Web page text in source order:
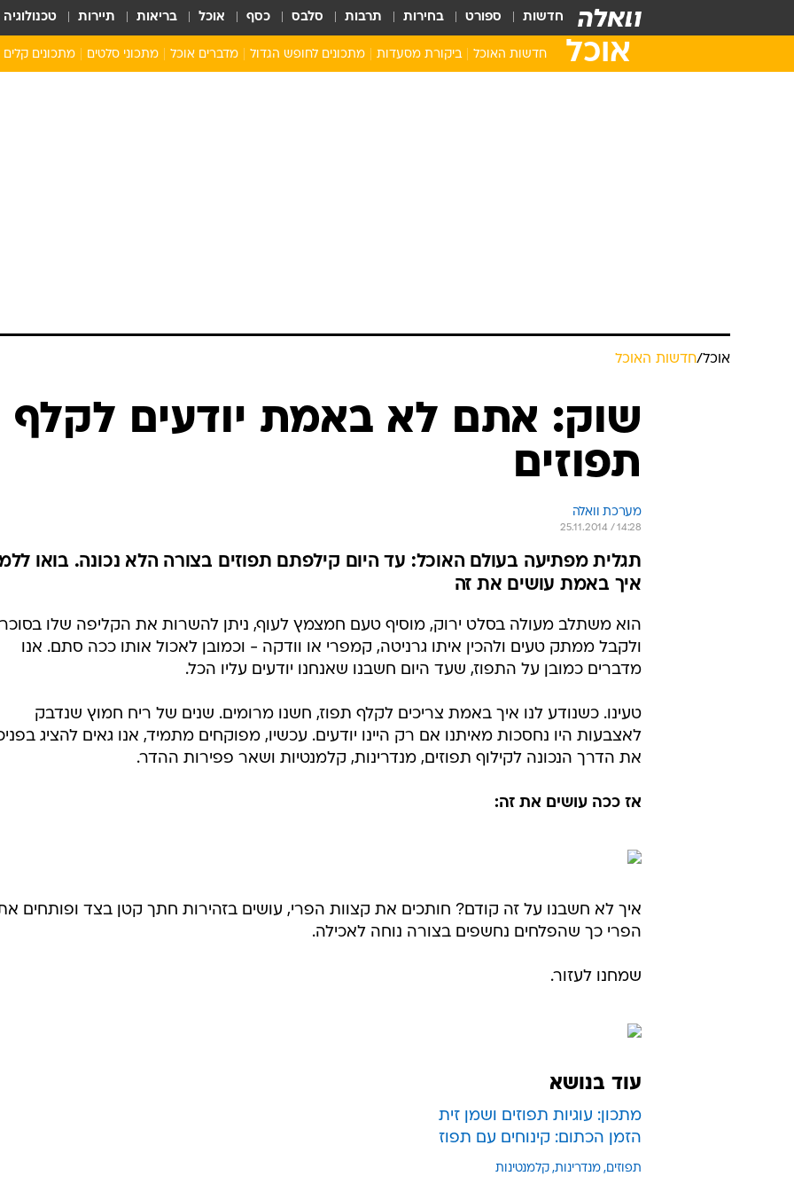
חדשות ספורט בחירות תרבות סלבס כסף אוכל בריאות תיירות טכנולוגיה
אוכל חדשות האוכל ביקורת מסעדות מתכונים לחופש הגדול מדברים אוכל מתכוני סלטים מתכונים קלים
אוכל/חדשות האוכל
שוק: אתם לא באמת יודעים לקלף
תפוזים
מערכת וואלה
25.11.2014 / 14:28
תגלית מפתיעה בעולם האוכל: עד היום קילפתם תפוזים בצורה הלא נכונה. בואו
איך באמת עושים את זה
הוא משתלב מעולה בסלט ירוק, מוסיף טעם חמצמץ לעוף, ניתן להשרות את הקליפה שלו בסוכר
ולקבל ממתק טעים ולהכין איתו גרניטה, קמפרי או וודקה - וכמובן לאכול אותו ככה סתם. אנו
מדברים כמובן על התפוז, שעד היום חשבנו שאנחנו יודעים עליו הכל.
טעינו. כשנודע לנו איך באמת צריכים לקלף תפוז, חשנו מרומים. שנים של ריח חמוץ שנדבק
לאצבעות היו נחסכות מאיתנו אם רק היינו יודעים. עכשיו, מפוקחים מתמיד, אנו גאים להציג
את הדרך הנכונה לקילוף תפוזים, מנדרינות, קלמנטיות ושאר פפירות ההדר.
אז ככה עושים את זה:
איך לא חשבנו על זה קודם? חותכים את קצוות הפרי, עושים בזהירות חתך קטן בצד ופותחים
הפרי כך שהפלחים נחשפים בצורה נוחה לאכילה.
שמחנו לעזור.
עוד בנושא
מתכון: עוגיות תפוזים ושמן זית
הזמן הכתום: קינוחים עם תפוז
תפוזים מנדרינות קלמנטינות